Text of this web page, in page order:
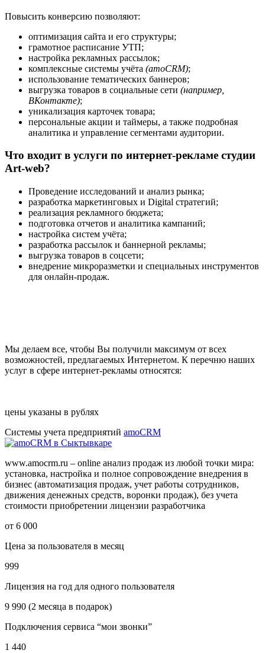
Повысить конверсию позволяют:
оптимизация сайта и его структуры;
грамотное расписание УТП;
настройка рекламных рассылок;
комплексные системы учёта (amoCRM);
использование тематических баннеров;
выгрузка товаров в социальные сети (например,
ВКонтакте);
уникализация карточек товара;
персональные акции и таймеры, а также подробная
аналитика и управление сегментами аудитории.
Что входит в услуги по интернет-рекламе студии
Art-web?
Проведение исследований и анализ рынка;
разработка маркетинговых и Digital стратегий;
реализация рекламного бюджета;
подготовка отчетов и аналитика кампаний;
настройка систем учёта;
разработка рассылок и баннерной рекламы;
выгрузка товаров в соцсети;
внедрение микроразметки и специальных инструментов
для онлайн-продаж.
Мы делаем все, чтобы Вы получили максимум от всех
возможностей, предлагаемых Интернетом. К перечню наших
услуг в сфере интернет-рекламы относятся:
цены указаны в рублях
Системы учета предприятий amoCRM
www.amocrm.ru – online анализ продаж из любой точки мира:
установка, настройка и полное сопровождение внедрения в
бизнес (автоматизация продаж, учет работы сотрудников,
движения денежных средств, воронки продаж), без учета
стоимости приобретении лицензии разработчика
от 6 000
Цена за пользователя в месяц
999
Лицензия на год для одного пользователя
9 990 (2 месяца в подарок)
Подключения сервиса “мои звонки”
1 440